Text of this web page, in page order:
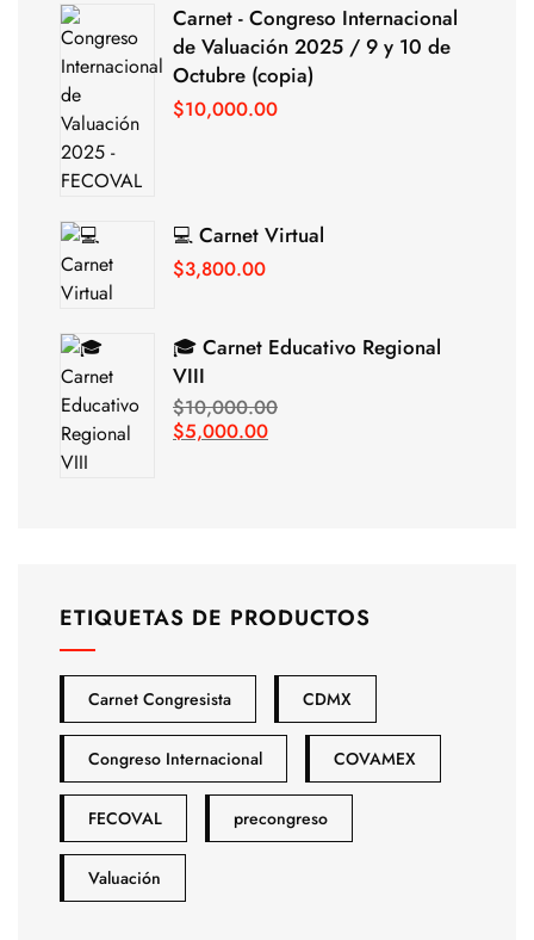
Carnet - Congreso Internacional
de Valuación 2025 / 9 y 10 de
Octubre (copia)
$10,000.00
💻 Carnet Virtual
$3,800.00
🎓 Carnet Educativo Regional
VIII
$10,000.00
$5,000.00
ETIQUETAS DE PRODUCTOS
Carnet Congresista CDMX
Congreso Internacional COVAMEX
FECOVAL precongreso
Valuación